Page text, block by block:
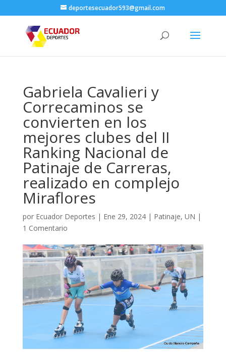
deportesecuador593@gmail.com
Gabriela Cavalieri y
Correcaminos se
convierten en los
mejores clubes del II
Ranking Nacional de
Patinaje de Carreras,
realizado en complejo
Miraflores
por Ecuador Deportes | Ene 29, 2024| Patinaje, UN |
1 Comentario